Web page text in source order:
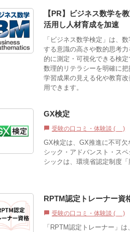
【PR】ビジネス数学を
活用し人材育成を加速
「ビジネス数学検定」は、
する意識の高さや数的思考力
的に測定・可視化できる検定
数理的リテラシーを明確に把
学習成果の見える化や教育改
用できます。
GX検定
chat_bubble 受験の口コミ・体験談 (0)
GX検定は、GX推進に不可
シック・アドバンスト・ス
シックは、環境省認定制度
RPTM認定トレーナー資
chat_bubble 受験の口コミ・体験談 (0)
「RPTM認定トレーナー」